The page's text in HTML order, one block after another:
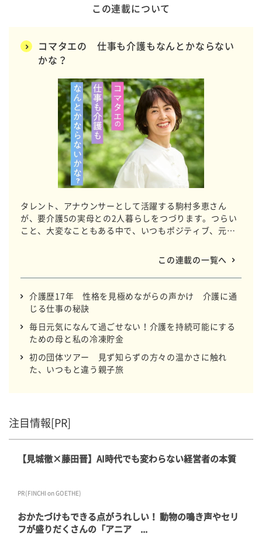
この連載について
コマタエの 仕事も介護もなんとかならない
かな？
タレント、アナウンサーとして活躍する駒村多恵さん
が、要介護5の実母との2人暮らしをつづります。つらい
こと、大変なこともある中で、いつもポジティブ、元気
エ流」日々の暮らし、教えてもらいましょ。この連載の一覧へ
介護歴17年 性格を見極めながらの声かけ 介護に通
じる仕事の秘訣
毎日元気になんて過ごせない！介護を持続可能にする
ための母と私の冷凍貯金
初の団体ツアー 見ず知らずの方々の温かさに触れ
た、いつもと違う親子旅
注目情報[PR]
【見城徹×藤田晋】AI時代でも変わらない経営者の本質
PR(FINCHI on GOETHE)
おかたづけもできる点がうれしい！ 動物の鳴き声やセリ
フが盛りだくさんの「アニア ...